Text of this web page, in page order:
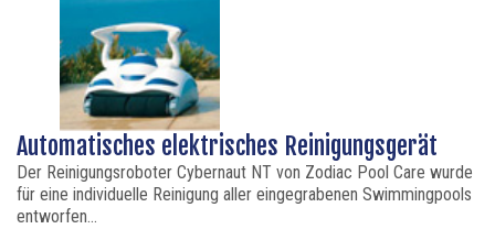
Automatisches elektrisches Reinigungsgerät
Der Reinigungsroboter Cybernaut NT von Zodiac Pool Care wurde
für eine individuelle Reinigung aller eingegrabenen Swimmingpools
entworfen...